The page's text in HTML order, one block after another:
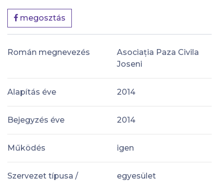
megosztás
Román megnevezés
Asociația Paza Civila
Joseni
Alapítás éve 2014
Bejegyzés éve 2014
Működés igen
Szervezet típusa /
egyesület